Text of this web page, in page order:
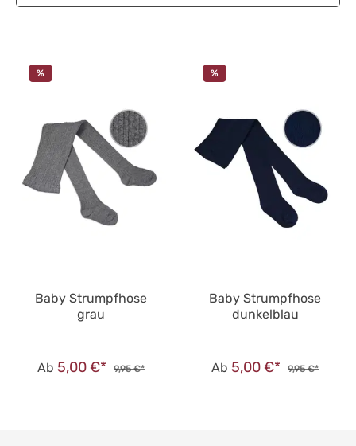
%
Baby Strumpfhose
grau
Ab 5,00 €* 9,95 €*
%
Baby Strumpfhose
dunkelblau
Ab 5,00 €* 9,95 €*